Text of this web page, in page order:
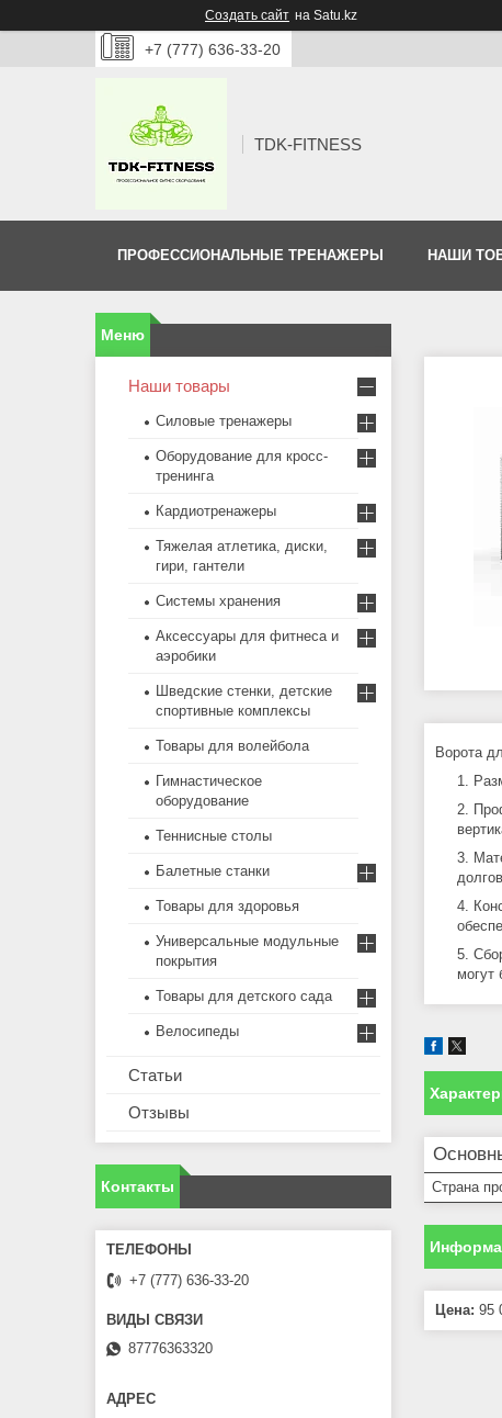
Создать сайт на Satu.kz
+7 (777) 636-33-20
TDK-FITNESS
ПРОФЕССИОНАЛЬНЫЕ ТРЕНАЖЕРЫ НАШИ
Ворота
могут
Страна
Цена: 95
Наши товары
Силовые тренажеры
Оборудование для кросс-
тренинга
Кардиотренажеры
Тяжелая атлетика, диски,
гири, гантели
Системы хранения
Аксессуары для фитнеса и
аэробики
Шведские стенки, детские
спортивные комплексы
Товары для волейбола
Гимнастическое
оборудование
Теннисные столы
Балетные станки
Товары для здоровья
Универсальные модульные
покрытия
Товары для детского сада
Велосипеды
Статьи
Отзывы
Контакты
+7 (777) 636-33-20
87776363320